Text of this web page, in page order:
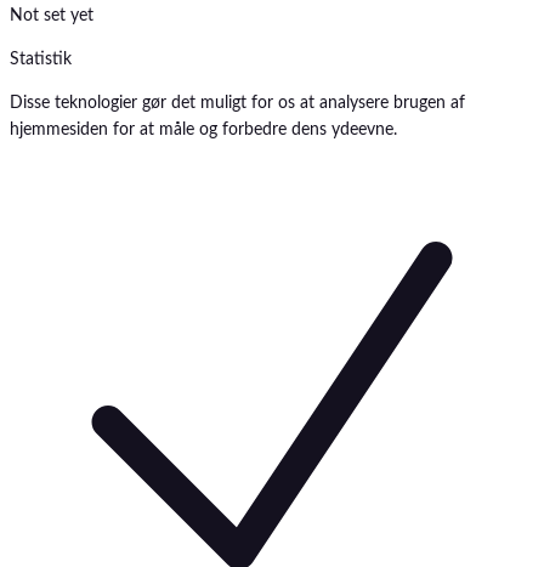
Not set yet
Statistik
Disse teknologier gør det muligt for os at analysere brugen af
hjemmesiden for at måle og forbedre dens ydeevne.